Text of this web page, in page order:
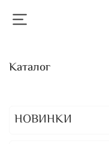
Каталог
НОВИНКИ